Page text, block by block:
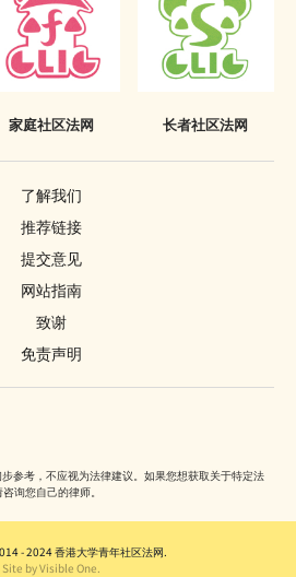
家庭社区法网 长者社区法网
了解我们
推荐链接
提交意见
网站指南
致谢
免责声明
参考，不应视为法律建议。如果您想获取关于特定法
询您自己的律师。
- 2024 香港大学青年社区法网.
Site by Visible One.